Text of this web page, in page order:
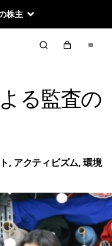
株主
る監査の
, アクティビズム,環境